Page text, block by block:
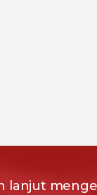
lanjut